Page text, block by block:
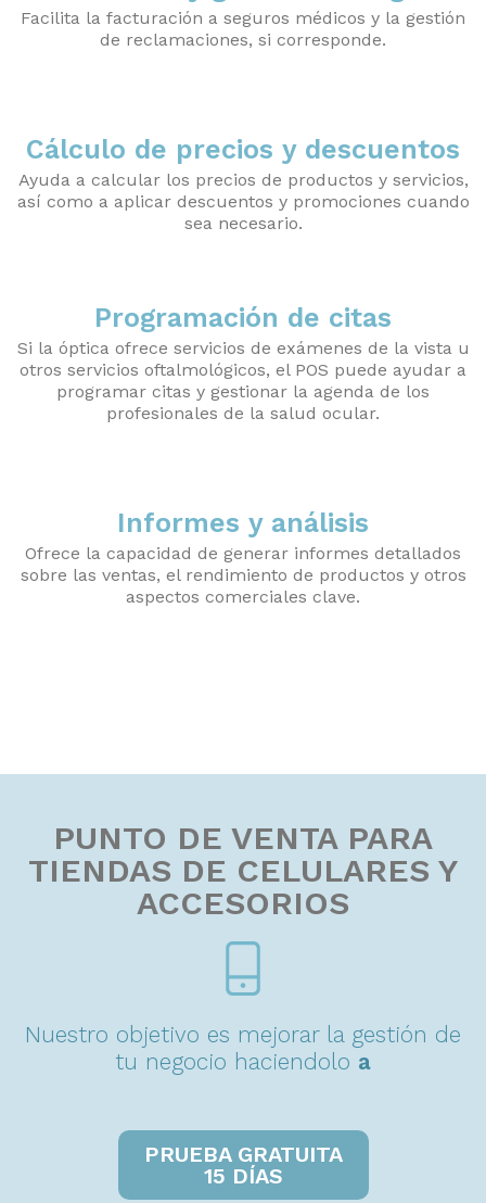
Facilita la facturación a seguros médicos y la gestión
de reclamaciones, si corresponde.
Cálculo de precios y descuentos
Ayuda a calcular los precios de productos y servicios,
así como a aplicar descuentos y promociones cuando
sea necesario.
Programación de citas
Si la óptica ofrece servicios de exámenes de la vista u
otros servicios oftalmológicos, el POS puede ayudar a
programar citas y gestionar la agenda de los
profesionales de la salud ocular.
Informes y análisis
Ofrece la capacidad de generar informes detallados
sobre las ventas, el rendimiento de productos y otros
aspectos comerciales clave.
PUNTO DE VENTA PARA
TIENDAS DE CELULARES Y
ACCESORIOS
Nuestro objetivo es mejorar la gestión de
tu negocio haciendolo ami ga
PRUEBA GRATUITA
15 DÍAS